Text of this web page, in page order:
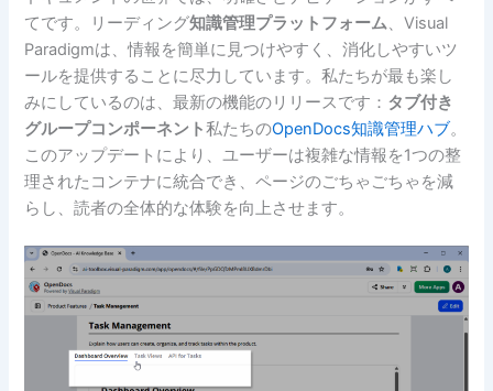
てです。リーディング知識管理プラットフォーム、Visual
Paradigmは、情報を簡単に見つけやすく、消化しやすいツ
ールを提供することに尽力しています。私たちが最も楽し
みにしているのは、最新の機能のリリースです： タブ付き
グループコンポーネント私たちのOpenDocs知識管理ハブ。
このアップデートにより、ユーザーは複雑な情報を1つの整
理されたコンテナに統合でき、ページのごちゃごちゃを減
らし、読者の全体的な体験を向上させます。